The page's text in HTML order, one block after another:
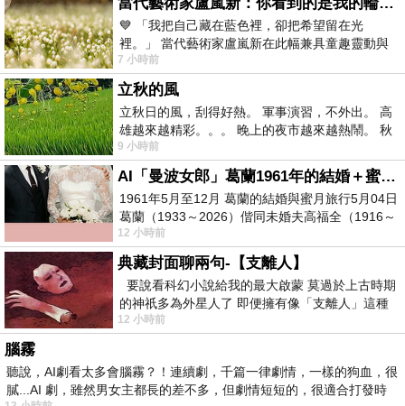
當代藝術家盧嵐新：你看到的是我的輪廓，還是你的故事？——藏在藍色裡的希望與光
💙 「我把自己藏在藍色裡，卻把希望留在光
裡。」 當代藝術家盧嵐新在此幅兼具童趣靈動與
抽象韻味的新作中，用湛藍的羽翼般色塊包覆著
7 小時前
立秋的風
立秋日的風，刮得好熱。 軍事演習，不外出。 高
雄越來越精彩。。。 晚上的夜市越來越熱鬧。 秋
天的風刮得很熱 夜遊消暑熱。。。
9 小時前
AI「曼波女郎」葛蘭1961年的結婚＋蜜月旅行 #戀上老電影 #葛蘭 #粟子
1961年5月至12月 葛蘭的結婚與蜜月旅行5月04日
葛蘭（1933～2026）偕同未婚夫高福全（1916～
2004）乘郵輪赴倫敦6月15日於英國倫敦St.S
12 小時前
典藏封面聊兩句-【支離人】
要說看科幻小說給我的最大啟蒙 莫過於上古時期
的神祇多為外星人了 即便擁有像「支離人」這種
驚世駭俗的神通法門 也未必讀
12 小時前
腦霧
聽說，AI劇看太多會腦霧？！連續劇，千篇一律劇情，一樣的狗血，很
膩...AI 劇，雖然男女主都長的差不多，但劇情短短的，很適合打發時